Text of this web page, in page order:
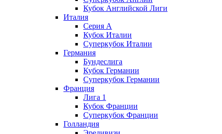
Кубок Английской Лиги
Италия
Серия А
Кубок Италии
Суперкубок Италии
Германия
Бундеслига
Кубок Германии
Суперкубок Германии
Франция
Лига 1
Кубок Франции
Суперкубок Франции
Голландия